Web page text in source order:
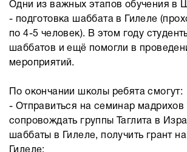
Одни из важных этапов обучения в
- подготовка шаббата в Гилеле
по 4-5 человек). В этом году
шаббатов и ещё помогли в
мероприятий.
По окончании школы ребята смогут:
- Отправиться на семинар мадрихов
сопровождать группы Таглита в
шаббаты в Гилеле, получить грант
Гилеле;